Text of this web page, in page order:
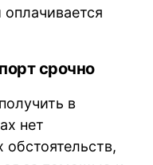
срочно
в
нет